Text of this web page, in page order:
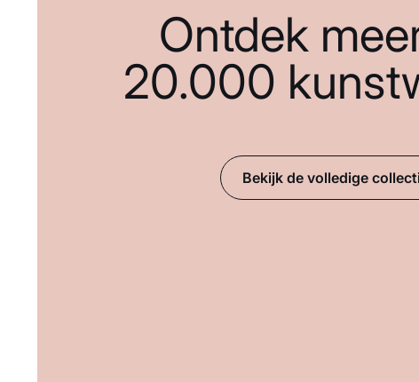
Ontdek
20.000
Bekijk de volledige